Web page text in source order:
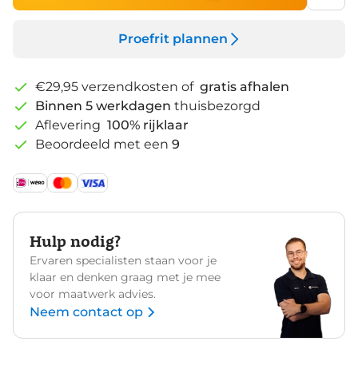
Proefrit plannen
€29,95 verzendkosten of gratis afhalen
Binnen 5 werkdagen thuisbezorgd
Aflevering 100% rijklaar
Beoordeeld met een 9
Hulp nodig?
Ervaren specialisten staan voor je
klaar en denken graag met je mee
voor maatwerk advies.
Neem contact op